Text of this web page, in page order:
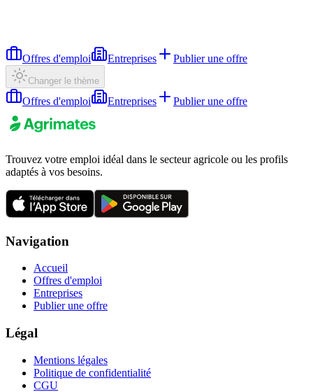
Offres d'emploi Entreprises Publier une offre
Changer le thème
Offres d'emploi Entreprises Publier une offre
Trouvez votre emploi idéal dans le secteur agricole ou les profils
adaptés à vos besoins.
Navigation
Accueil
Offres d'emploi
Entreprises
Publier une offre
Légal
Mentions légales
Politique de confidentialité
CGU